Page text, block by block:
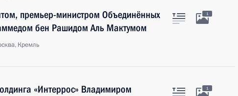
премьер-министром Объединённых
бен Рашидом Аль Мактумом
Кремль
1
«Интеррос» Владимиром
1